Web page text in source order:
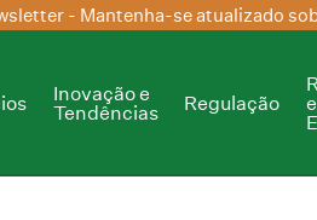
- Mantenha-se atualizado
Inovação e
Tendências
Regulação
e